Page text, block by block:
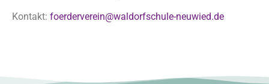
Kontakt: foerderverein@waldorfschule-neuwied.de